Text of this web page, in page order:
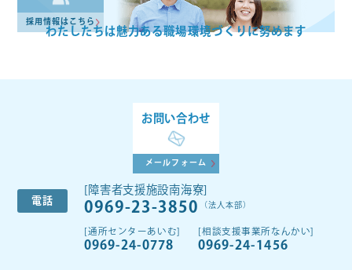
採用情報はこちら
わたしたちは魅力ある職場環境づくりに努めます
お問い合わせ
メールフォーム
電話
[障害者支援施設南海寮]
0969-23-3850 （法人本部）
[通所センターあいむ]
0969-24-0778
[相談支援事業所なんかい]
0969-24-1456